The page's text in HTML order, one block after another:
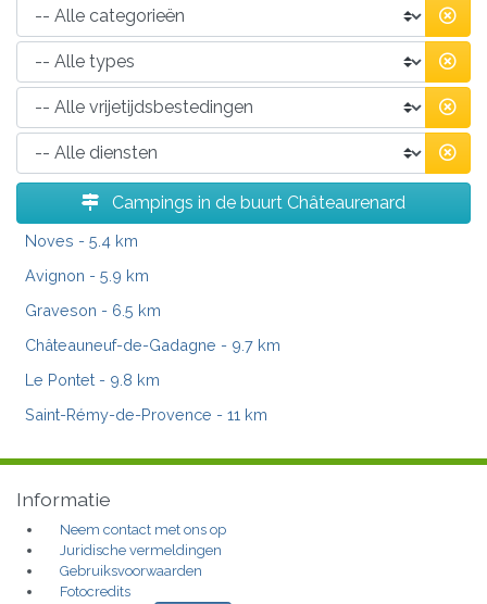
Campings in de buurt Châteaurenard
Noves - 5.4 km
Avignon - 5.9 km
Graveson - 6.5 km
Châteauneuf-de-Gadagne - 9.7 km
Le Pontet - 9.8 km
Saint-Rémy-de-Provence - 11 km
Informatie
Neem contact met ons op
Juridische vermeldingen
Gebruiksvoorwaarden
Fotocredits